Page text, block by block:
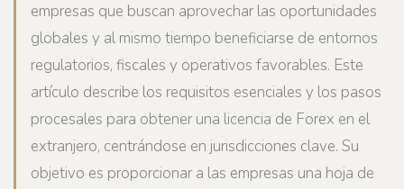
empresas que buscan aprovechar las oportunidades
globales y al mismo tiempo beneficiarse de entornos
regulatorios, fiscales y operativos favorables. Este
artículo describe los requisitos esenciales y los pasos
procesales para obtener una licencia de Forex en el
extranjero, centrándose en jurisdicciones clave. Su
objetivo es proporcionar a las empresas una hoja de